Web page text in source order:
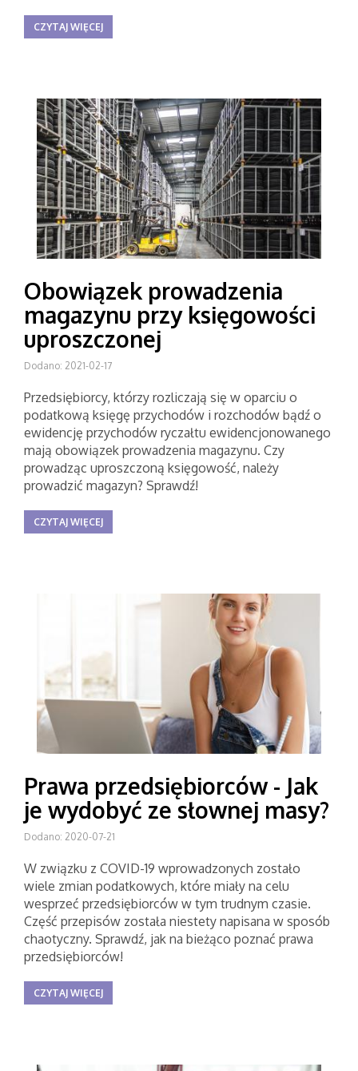
CZYTAJ WIĘCEJ
Obowiązek prowadzenia
magazynu przy księgowości
uproszczonej
Dodano: 2021-02-17
Przedsiębiorcy, którzy rozliczają się w oparciu o
podatkową księgę przychodów i rozchodów bądź o
ewidencję przychodów ryczałtu ewidencjonowanego
mają obowiązek prowadzenia magazynu. Czy
prowadząc uproszczoną księgowość, należy
prowadzić magazyn? Sprawdź!
CZYTAJ WIĘCEJ
Prawa przedsiębiorców - Jak
je wydobyć ze słownej masy?
Dodano: 2020-07-21
W związku z COVID-19 wprowadzonych zostało
wiele zmian podatkowych, które miały na celu
wesprzeć przedsiębiorców w tym trudnym czasie.
Część przepisów została niestety napisana w sposób
chaotyczny. Sprawdź, jak na bieżąco poznać prawa
przedsiębiorców!
CZYTAJ WIĘCEJ